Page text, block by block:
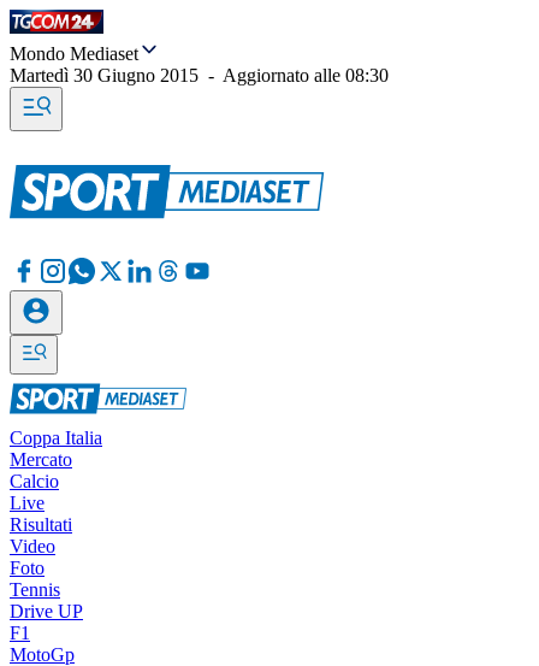
Mondo Mediaset
Martedì 30 Giugno 2015 - Aggiornato alle 08:30
Coppa Italia
Mercato
Calcio
Live
Risultati
Video
Foto
Tennis
Drive UP
F1
MotoGp